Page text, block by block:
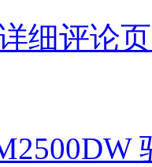
细评论